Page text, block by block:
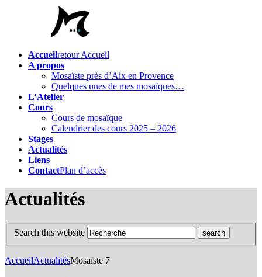
Accueilretour Accueil
A propos
Mosaïste près d’Aix en Provence
Quelques unes de mes mosaïques…
L’Atelier
Cours
Cours de mosaïque
Calendrier des cours 2025 – 2026
Stages
Actualités
Liens
ContactPlan d’accès
Actualités
Search this website
AccueilActualitésMosaïste 7